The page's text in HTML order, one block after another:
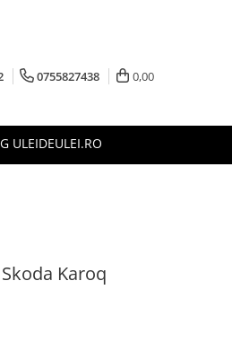
0755827438 0,00
ULEIDEULEI.RO
Karoq